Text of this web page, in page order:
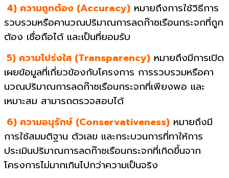
4) ความถูกต้อง (Accuracy) หมายถึงการใช้วิธีการ
รวบรวมหรือคานวณปริมาณการลดก๊าซเรือนกระจกที่ถูก
ต้อง เชื่อถือได้ และเป็นที่ยอมรับ
5) ความโปร่งใส (Transparency) หมายถึงมีการเปิด
เผยข้อมูลที่เกี่ยวข้องกับโครงการ การรวบรวมหรือคา
นวณปริมาณการลดก๊าซเรือนกระจกที่เพียงพอ และ
เหมาะสม สามารถตรวจสอบได้
6) ความอนุรักษ์ (Conservativeness) หมายถึงมี
การใช้สมมติฐาน ตัวเลข และกระบวนการที่ทาให้การ
ประเมินปริมาณการลดก๊าซเรือนกระจกที่เกิดขึ้นจาก
โครงการไม่มากเกินไปกว่าความเป็นจริง